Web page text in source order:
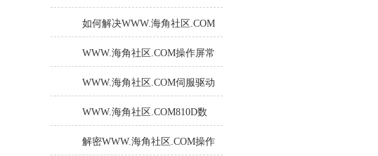
器常见故障及维修方法
如何解决WWW.海角社区.COM
伺服控制器的温度过高问题？
WWW.海角社区.COM操作屏常
见故障维修分析
WWW.海角社区.COM伺服驱动
器常见故障维护方法
WWW.海角社区.COM810D数
控加工中心轴使能不上修复方
解密WWW.海角社区.COM操作